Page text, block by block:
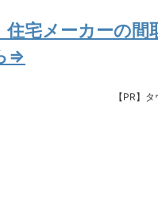
住宅メーカーの間
⇒
【PR】